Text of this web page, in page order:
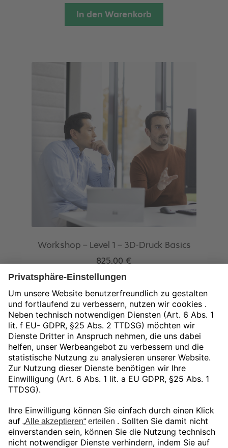
In den Warenkorb
Workshop – Level 1 – 3D-Druck Basics
825,00 €
exkl. 19 % MwSt.
zzgl.Versandkosten
In den Warenkorb
Unser Angebot gilt ausschließlich für
gewerbliche Endkunden und Öffentliche
Auftraggeber.